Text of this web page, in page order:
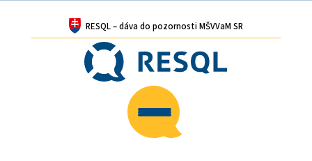
RESQL – dáva do pozornosti MŠVVaM SR